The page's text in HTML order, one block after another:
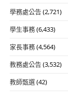
學務處公告(2,721)
學生事務(6,433)
家長事務(4,564)
教務處公告(3,532)
教師甄選(42)